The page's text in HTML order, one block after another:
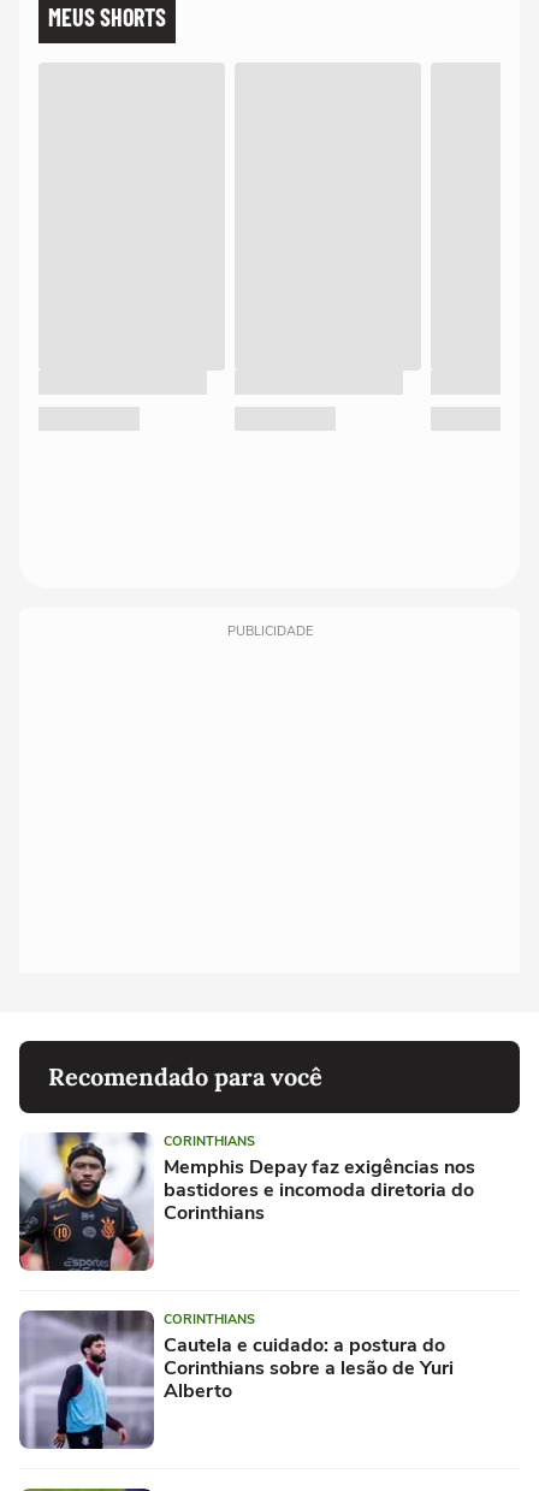
MEUS SHORTS
PUBLICIDADE
Recomendado para você
CORINTHIANS
Memphis Depay faz exigências nos
bastidores e incomoda diretoria do
Corinthians
CORINTHIANS
Cautela e cuidado: a postura do
Corinthians sobre a lesão de Yuri
Alberto